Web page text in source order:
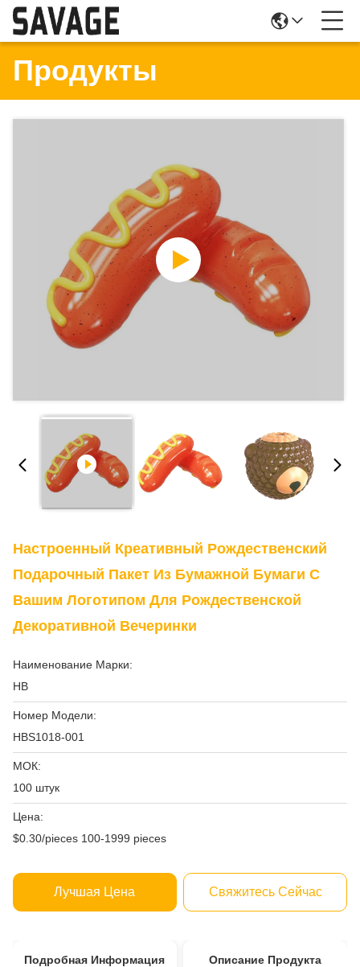
Продукты
Настроенный Креативный Рождественский
Подарочный Пакет Из Бумажной Бумаги С
Вашим Логотипом Для Рождественской
Декоративной Вечеринки
Наименование Марки:
HB
Номер Модели:
HBS1018-001
МОК:
100 штук
Цена:
$0.30/pieces 100-1999 pieces
Лучшая Цена Свяжитесь Сейчас
Подробная Информация Описание Продукта